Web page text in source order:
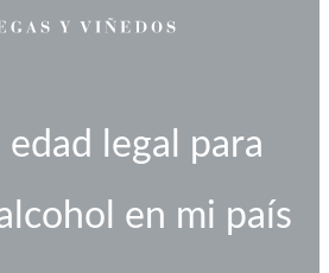
edad legal para
en mi país